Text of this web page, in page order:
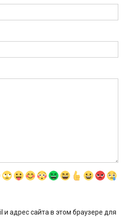
адрес сайта в этом браузере для